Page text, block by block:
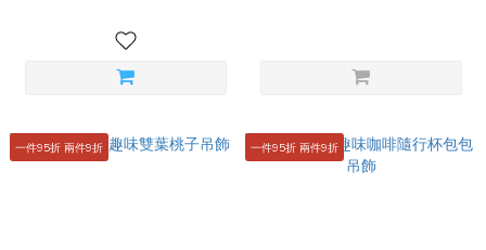
一件95折 兩件9折 一件95折 兩件9折